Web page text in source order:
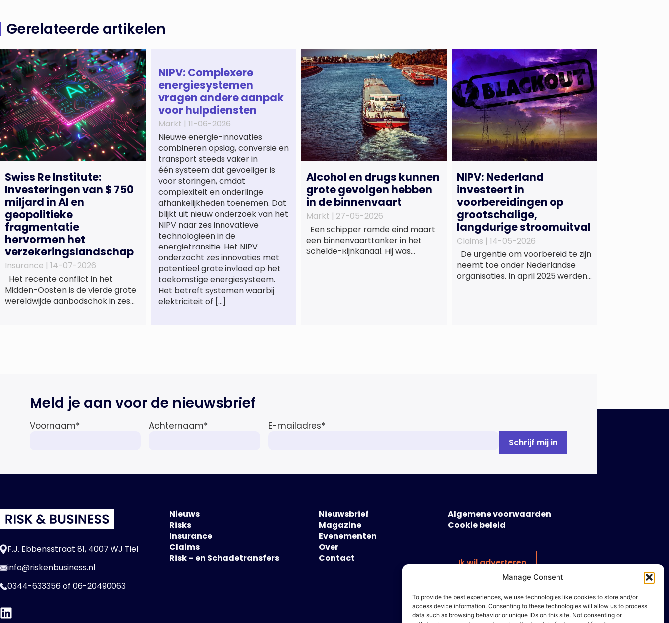
Manage Consent
To provide the best experiences, we use technologies like cookies to store and/or
access device information. Consenting to these technologies will allow us to process
data such as browsing behavior or unique IDs on this site. Not consenting or
Gerelateerde artikelen
Swiss Re Institute:
Investeringen van $ 750
miljard in AI en
geopolitieke
fragmentatie
hervormen het
verzekeringslandschap
Insurance | 14-07-2026
Het recente conflict in het
Midden-Oosten is de vierde grote
wereldwijde aanbodschok in zes
wereldwijd naar verwachting
afnemen tot 1,3% in reële termen
NIPV: Complexere
energiesystemen
vragen andere aanpak
voor hulpdiensten
Markt | 11-06-2026
Nieuwe energie-innovaties
combineren opslag, conversie en
transport steeds vaker in
één systeem dat gevoeliger is
voor storingen, omdat
complexiteit en onderlinge
afhankelijkheden toenemen. Dat
blijkt uit nieuw onderzoek van het
NIPV naar zes innovatieve
technologieën in de
energietransitie. Het NIPV
onderzocht zes innovaties met
potentieel grote invloed op het
toekomstige energiesysteem.
Het betreft systemen waarbij
elektriciteit of […]
Alcohol en drugs kunnen
grote gevolgen hebben
in de binnenvaart
Markt | 27-05-2026
Een schipper ramde eind maart
een binnenvaarttanker in het
Schelde-Rijnkanaal. Hij was
NIPV: Nederland
investeert in
voorbereidingen op
grootschalige,
langdurige stroomuitval
Claims | 14-05-2026
De urgentie om voorbereid te zijn
neemt toe onder Nederlandse
organisaties. In april 2025 werden
Meld je aan voor de nieuwsbrief
Voornaam* Achternaam* E-mailadres*
F.J. Ebbensstraat 81, 4007 WJ Tiel
info@riskenbusiness.nl
0344-633356of 06-20490063
Nieuws
Risks
Insurance
Claims
Risk – en Schadetransfers
Nieuwsbrief
Magazine
Evenementen
Over
Contact
Algemene voorwaarden
Cookie beleid
Ik wil adverteren